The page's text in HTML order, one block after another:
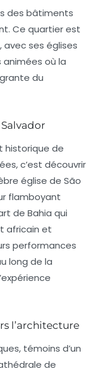
des bâtiments
Ce quartier est
ses églises
où la
du
historique de
c’est découvrir
église de São
flamboyant
de Bahia qui
africain et
performances
long de la
l’architecture
, témoins d’un
de